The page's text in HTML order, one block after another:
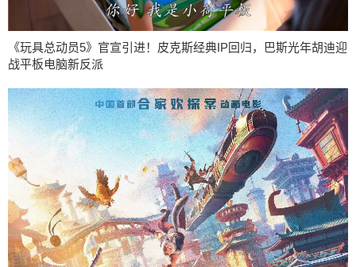
《玩具总动员5》官宣引进！皮克斯经典IP回归，巴斯光年胡迪迎
战平板电脑新反派